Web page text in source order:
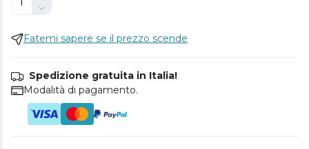
Fatemi sapere se il prezzo scende
Spedizione gratuita in Italia!
Modalità di pagamento.